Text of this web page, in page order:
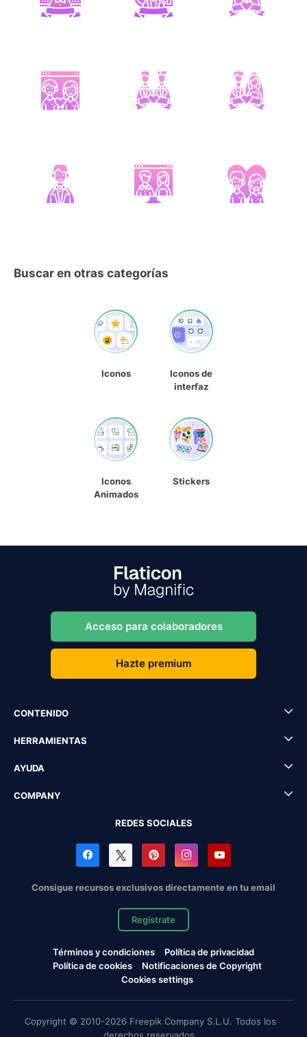
Buscar en otras categorías
Iconos
Iconos de
interfaz
Iconos
Animados
Stickers
Acceso para colaboradores
Hazte premium
CONTENIDO
HERRAMIENTAS
AYUDA
COMPANY
REDES SOCIALES
Consigue recursos exclusivos directamente en tu email
Regístrate
Términos y condiciones
Política de privacidad
Política de cookies
Notificaciones de Copyright
Cookies settings
Copyright © 2010-2026 Freepik Company S.L.U. Todos los